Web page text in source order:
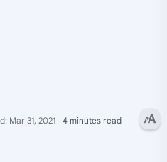
4 minutes read